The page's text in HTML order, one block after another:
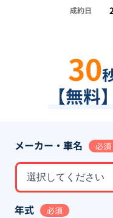
成約日
30
【無
メーカー・車名 必須
選択してください
年式 必須